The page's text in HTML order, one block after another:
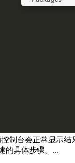
制台会正常显示
的具体步骤。...